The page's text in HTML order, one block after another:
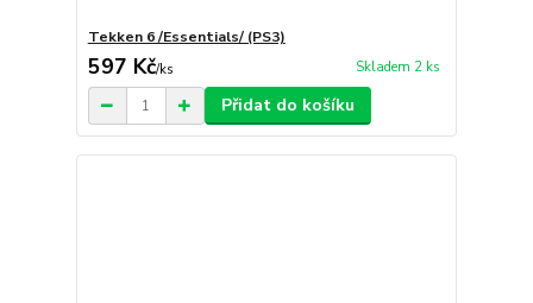
Tekken 6 /Essentials/ (PS3)
597 Kč/ks Skladem 2 ks
Přidat do košíku